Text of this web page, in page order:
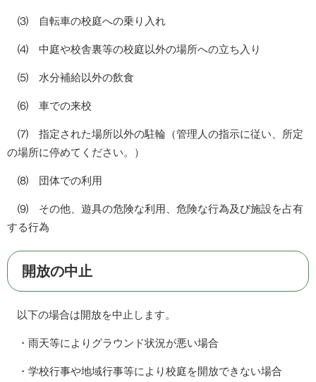
⑶ 自転車の校庭への乗り入れ
⑷ 中庭や校舎裏等の校庭以外の場所への立ち入り
⑸ 水分補給以外の飲食
⑹ 車での来校
⑺ 指定された場所以外の駐輪（管理人の指示に従い、所定
の場所に停めてください。）
⑻ 団体での利用
⑼ その他、遊具の危険な利用、危険な行為及び施設を占有
する行為
開放の中止
以下の場合は開放を中止します。
・雨天等によりグラウンド状況が悪い場合
・学校行事や地域行事等により校庭を開放できない場合